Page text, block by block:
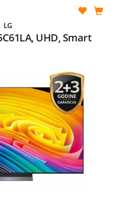
LG
UHD, Smart